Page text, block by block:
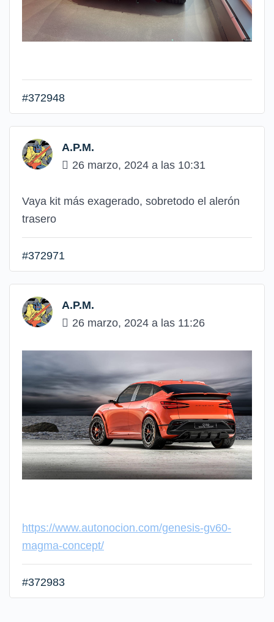
#372948
A.P.M.
26 marzo, 2024 a las 10:31
Vaya kit más exagerado, sobretodo el alerón
trasero
#372971
A.P.M.
26 marzo, 2024 a las 11:26
https://www.autonocion.com/genesis-gv60-
magma-concept/
#372983